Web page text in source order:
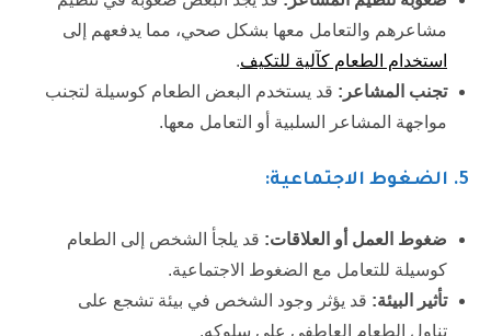
مشاعرهم والتعامل معها بشكل صحي، مما يدفعهم إلى
استخدام الطعام كآلية للتكيف.
تجنب المشاعر: قد يستخدم البعض الطعام كوسيلة لتجنب
مواجهة المشاعر السلبية أو التعامل معها.
5. الضغوط الاجتماعية:
ضغوط العمل أو العلاقات: قد يلجأ الشخص إلى الطعام
كوسيلة للتعامل مع الضغوط الاجتماعية.
تأثير البيئة: قد يؤثر وجود الشخص في بيئة تشجع على
تناول الطعام العاطفي على سلوكه.